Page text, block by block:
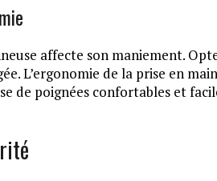
affecte son maniement.
L’ergonomie de la prise en
de poignées confortables et